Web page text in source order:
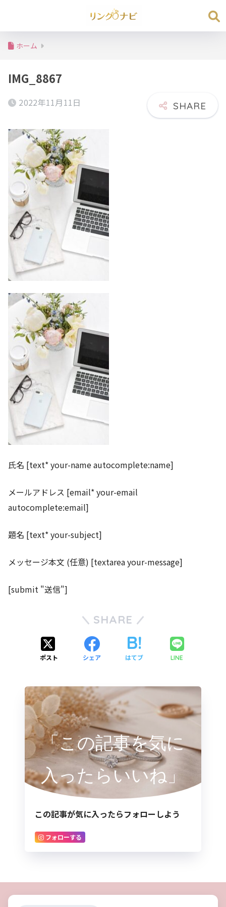
ホーム
IMG_8867
2022年11月11日
氏名 [text* your-name autocomplete:name]
メールアドレス [email* your-email
autocomplete:email]
題名 [text* your-subject]
メッセージ本文 (任意) [textarea your-message]
[submit "送信"]
SHARE
ポスト シェア はてブ LINE
「この記事を気に
入ったらいいね」
この記事が気に入ったらフォローしよう
フォローする